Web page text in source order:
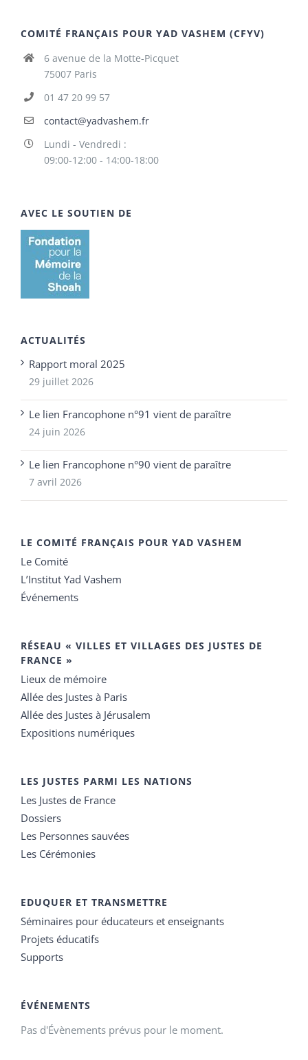
COMITÉ FRANÇAIS POUR YAD VASHEM (CFYV)
6 avenue de la Motte-Picquet
75007 Paris
01 47 20 99 57
contact@yadvashem.fr
Lundi - Vendredi :
09:00-12:00 - 14:00-18:00
AVEC LE SOUTIEN DE
ACTUALITÉS
Rapport moral 2025
29 juillet 2026
Le lien Francophone n°91 vient de paraître
24 juin 2026
Le lien Francophone n°90 vient de paraître
7 avril 2026
LE COMITÉ FRANÇAIS POUR YAD VASHEM
Le Comité
L’Institut Yad Vashem
Événements
RÉSEAU « VILLES ET VILLAGES DES JUSTES DE
FRANCE »
Lieux de mémoire
Allée des Justes à Paris
Allée des Justes à Jérusalem
Expositions numériques
LES JUSTES PARMI LES NATIONS
Les Justes de France
Dossiers
Les Personnes sauvées
Les Cérémonies
EDUQUER ET TRANSMETTRE
Séminaires pour éducateurs et enseignants
Projets éducatifs
Supports
ÉVÉNEMENTS
Pas d'Évènements prévus pour le moment.